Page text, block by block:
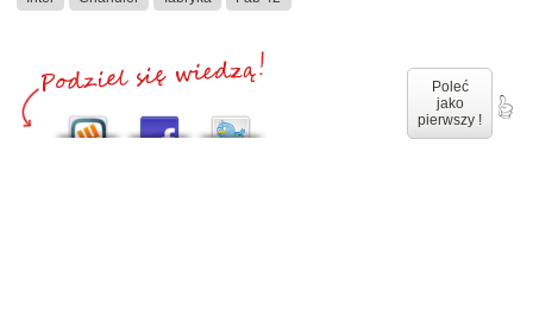
Poleć
jako
pierwszy !